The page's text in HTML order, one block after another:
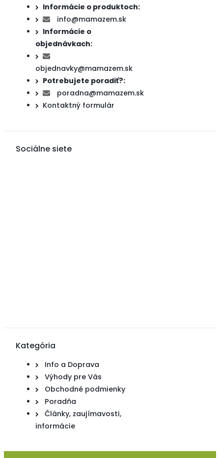
Informácie o produktoch:
info@mamazem.sk
Informácie o
objednávkach:
objednavky@mamazem.sk
Potrebujete poradiť?:
poradna@mamazem.sk
Kontaktný formulár
Sociálne siete
Kategória
Info a Doprava
Výhody pre Vás
Obchodné podmienky
Poradňa
Články, zaujímavosti,
informácie